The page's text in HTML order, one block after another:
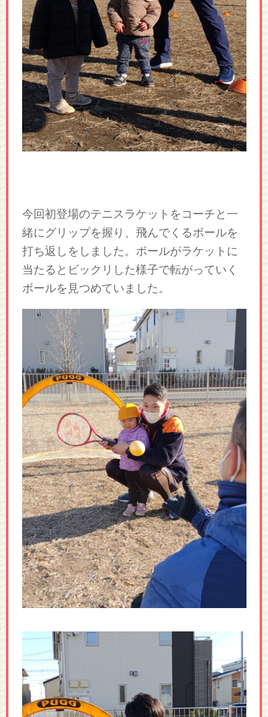
今回初登場のテニスラケットをコーチと一
緒にグリップを握り、飛んでくるボールを
打ち返しをしました。ボールがラケットに
当たるとビックリした様子で転がっていく
ボールを見つめていました。